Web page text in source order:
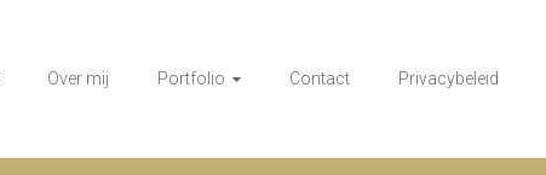
Over mij Portfolio Contact Privacybeleid